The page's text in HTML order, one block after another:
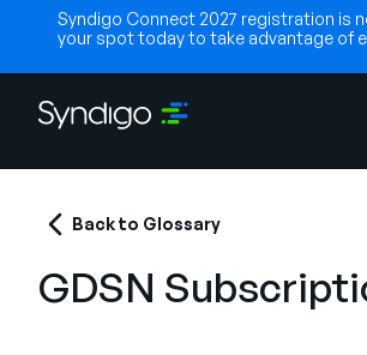
Syndigo Connect 2027 registration is
your spot today to take advantage of
Indústrias
Back to Glossary
GDSN